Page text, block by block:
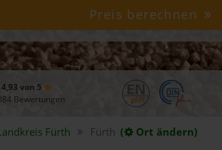
Preis berechnen
4,93 von 5
Bewertungen
Fürth Fürth ( Ort ändern)